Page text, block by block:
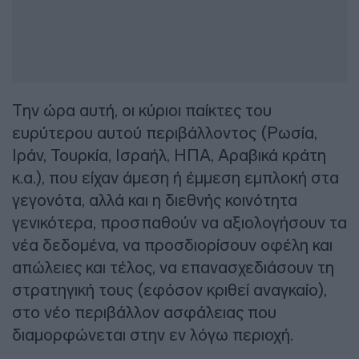
Την ώρα αυτή, οι κύριοι παίκτες του
ευρύτερου αυτού περιβάλλοντος (Ρωσία,
Ιράν, Τουρκία, Ισραήλ, ΗΠΑ, Αραβικά κράτη
κ.α.), που είχαν άμεση ή έμμεση εμπλοκή στα
γεγονότα, αλλά και η διεθνής κοινότητα
γενικότερα, προσπαθούν να αξιολογήσουν τα
νέα δεδομένα, να προσδιορίσουν οφέλη και
απώλειες και τέλος, να επανασχεδιάσουν τη
στρατηγική τους (εφόσον κριθεί αναγκαίο),
στο νέο περιβάλλον ασφάλειας που
διαμορφώνεται στην εν λόγω περιοχή.